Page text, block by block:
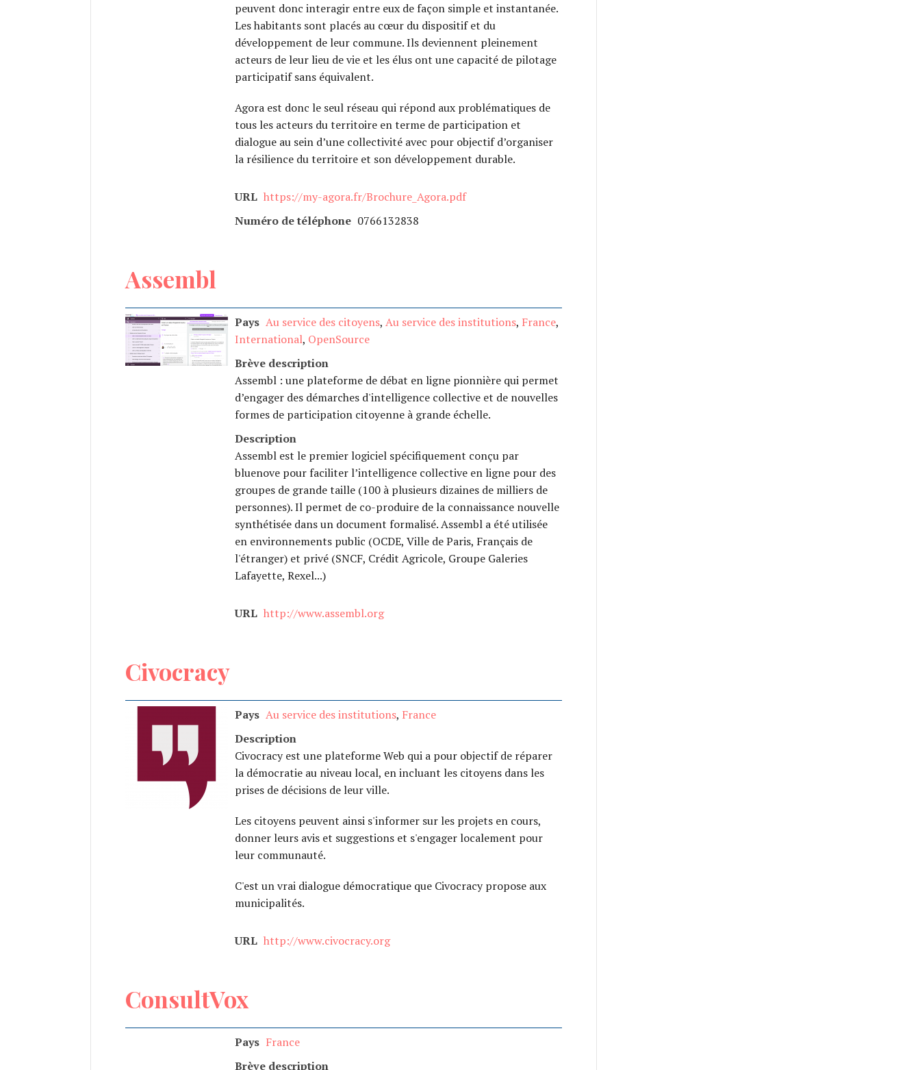
peuvent donc interagir entre eux de façon simple et instantanée.
Les habitants sont placés au cœur du dispositif et du
développement de leur commune. Ils deviennent pleinement
acteurs de leur lieu de vie et les élus ont une capacité de pilotage
participatif sans équivalent.
Agora est donc le seul réseau qui répond aux problématiques de
tous les acteurs du territoire en terme de participation et
dialogue au sein d’une collectivité avec pour objectif d’organiser
la résilience du territoire et son développement durable.
URL https://my-agora.fr/Brochure_Agora.pdf
Numéro de téléphone 0766132838
Assembl
Pays Au service des citoyens, Au service des institutions, France,
International, OpenSource
Brève description
Assembl : une plateforme de débat en ligne pionnière qui permet
d’engager des démarches d'intelligence collective et de nouvelles
formes de participation citoyenne à grande échelle.
Description
Assembl est le premier logiciel spécifiquement conçu par
bluenove pour faciliter l’intelligence collective en ligne pour des
groupes de grande taille (100 à plusieurs dizaines de milliers de
personnes). Il permet de co-produire de la connaissance nouvelle
synthétisée dans un document formalisé. Assembl a été utilisée
en environnements public (OCDE, Ville de Paris, Français de
l'étranger) et privé (SNCF, Crédit Agricole, Groupe Galeries
Lafayette, Rexel...)
URL http://www.assembl.org
Civocracy
Pays Au service des institutions, France
Description
Civocracy est une plateforme Web qui a pour objectif de réparer
la démocratie au niveau local, en incluant les citoyens dans les
prises de décisions de leur ville.
Les citoyens peuvent ainsi s'informer sur les projets en cours,
donner leurs avis et suggestions et s'engager localement pour
leur communauté.
C'est un vrai dialogue démocratique que Civocracy propose aux
municipalités.
URL http://www.civocracy.org
ConsultVox
Pays France
Brève description